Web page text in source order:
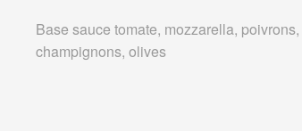
Base sauce tomate, mozzarella, poivrons,
champignons, olives